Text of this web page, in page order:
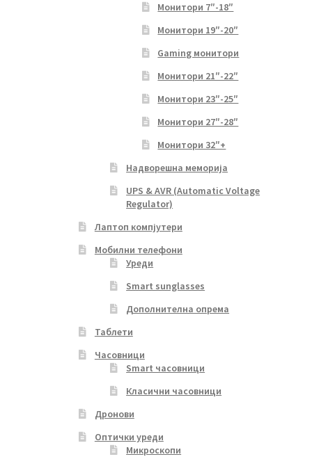
Монитори 7″-18″
Монитори 19″-20″
Gaming монитори
Монитори 21″-22″
Монитори 23″-25″
Монитори 27″-28″
Монитори 32″+
Надворешна меморија
UPS & AVR (Automatic Voltage
Regulator)
Лаптоп компјутери
Мобилни телефони
Уреди
Smart sunglasses
Дополнителна опрема
Таблети
Часовници
Smart часовници
Класични часовници
Дронови
Оптички уреди
Микроскопи